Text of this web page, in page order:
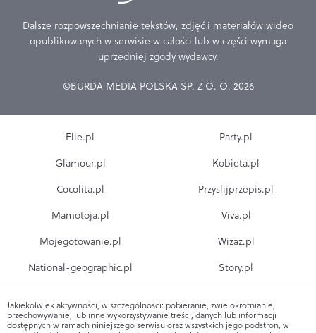
Dalsze rozpowszechnianie tekstów, zdjęć i materiałów wideo
opublikowanych w serwisie w całości lub w części wymaga
uprzedniej zgody wydawcy.
©BURDA MEDIA POLSKA SP. Z O. O. 2026
Elle.pl
Glamour.pl
Cocolita.pl
Mamotoja.pl
Mojegotowanie.pl
National-geographic.pl
Party.pl
Kobieta.pl
Przyslijprzepis.pl
Viva.pl
Wizaz.pl
Story.pl
Jakiekolwiek aktywności, w szczególności: pobieranie, zwielokrotnianie,
przechowywanie, lub inne wykorzystywanie treści, danych lub informacji
dostępnych w ramach niniejszego serwisu oraz wszystkich jego podstron, w